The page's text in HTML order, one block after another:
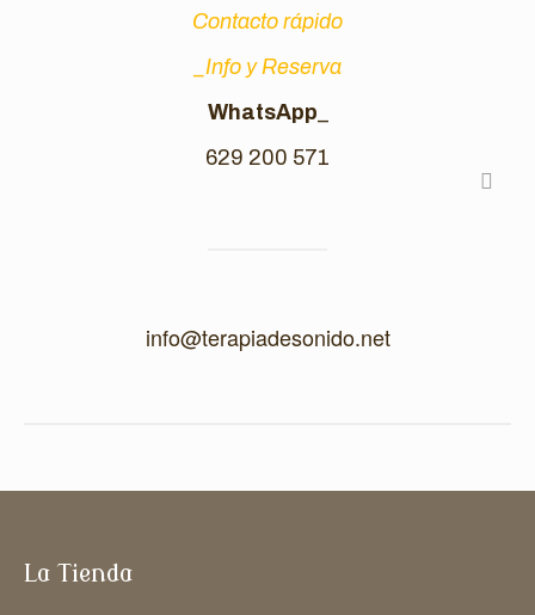
Contacto rápido
_Info y Reserva
WhatsApp
629 200 571
info@terapiadesonido.net
La Tienda